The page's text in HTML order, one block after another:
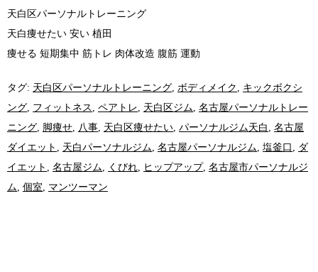
天白区パーソナルトレーニング
天白痩せたい 安い 植田
痩せる 短期集中 筋トレ 肉体改造 腹筋 運動
タグ: 天白区パーソナルトレーニング ボディメイク
キックボクシ
ング フィットネス ペアトレ 天白区ジム 名古屋パーソナルトレー
ニング 脚痩せ 八事 天白区痩せたい パーソナルジム天白
名古屋
ダイエット
天白パーソナルジム 名古屋パーソナルジム 塩釜口
ダ
イエット
名古屋ジム くびれ ヒップアップ, 名古屋市パーソナルジ
ム 個室 マンツーマン